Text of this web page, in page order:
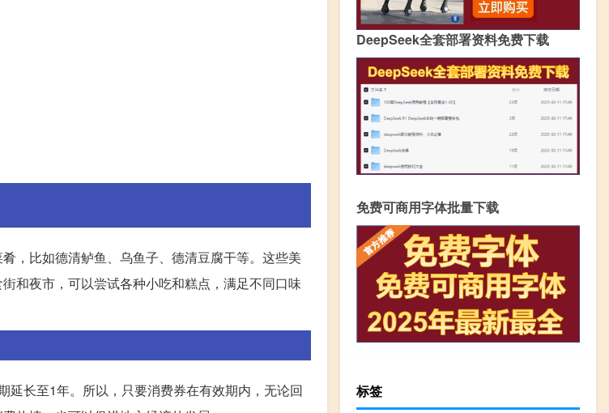
，比如德清鲈鱼、乌鱼子、德清豆腐干等。这些美
和夜市，可以尝试各种小吃和糕点，满足不同口味
长至1年。所以，只要消费券在有效期内，无论回
DeepSeek全套部署资料免费下载
免费可商用字体批量下载
标签